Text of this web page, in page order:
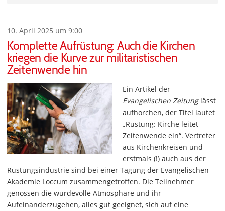
10. April 2025 um 9:00
Komplette Aufrüstung: Auch die Kirchen
kriegen die Kurve zur militaristischen
Zeitenwende hin
Ein Artikel der
Evangelischen Zeitunglässt
aufhorchen, der Titel lautet
„Rüstung: Kirche leitet
Zeitenwende ein“. Vertreter
aus Kirchenkreisen und
erstmals (!) auch aus der
Rüstungsindustrie sind bei einer Tagung der Evangelischen
Akademie Loccum zusammengetroffen. Die Teilnehmer
genossen die würdevolle Atmosphäre und ihr
Aufeinanderzugehen, alles gut geeignet, sich auf eine